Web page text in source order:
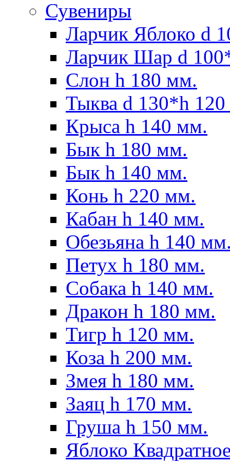
Сувениры
Ларчик Яблоко d
Ларчик Шар d
Слон h 180 мм.
Тыква d 130*h
Крыса h 140 мм.
Бык h 180 мм.
Бык h 140 мм.
Конь h 220 мм.
Кабан h 140 мм.
Обезьяна h 140
Петух h 180 мм.
Собака h 140 мм.
Дракон h 180 мм.
Тигр h 120 мм.
Коза h 200 мм.
Змея h 180 мм.
Заяц h 170 мм.
Груша h 150 мм.
Яблоко